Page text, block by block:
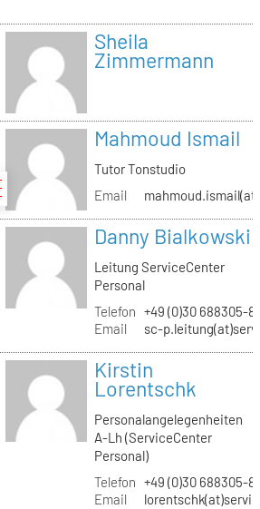
Sheila
Zimmermann
Mahmoud Ismail
Tutor Tonstudio
Email
Danny Bialkowski
Leitung ServiceCenter
Personal
Telefon +49 (0)30 688305-
Email
sc-
Kirstin
Lorentschk
Personalangelegenheiten
A-Lh (ServiceCenter
Personal)
Telefon +49 (0)30 688305-
Email